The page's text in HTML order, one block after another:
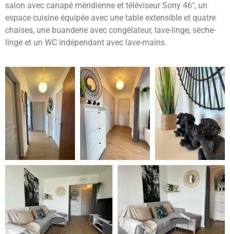
salon avec canapé méridienne et téléviseur Sony 46″, un
espace cuisine équipée avec une table extensible et quatre
chaises, une buanderie avec congélateur, lave-linge, sèche-
linge et un WC indépendant avec lave-mains.